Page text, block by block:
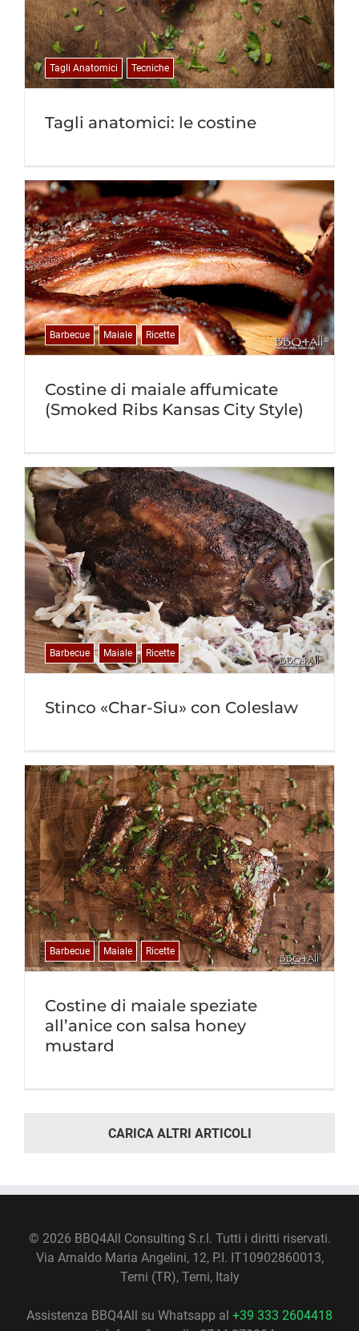
Tagli anatomici: le costine
Tagli Anatomici Tecniche
Costine di maiale affumicate
(Smoked Ribs Kansas City Style)
Barbecue Maiale Ricette
Stinco «Char-Siu» con Coleslaw
Barbecue Maiale Ricette
Costine di maiale speziate
all’anice con salsa honey
mustard
Barbecue Maiale Ricette
CARICA ALTRI ARTICOLI
© 2026 BBQ4All Consulting S.r.l. Tutti i diritti riservati.
Via Arnaldo Maria Angelini, 12, P.I. IT10902860013,
Terni (TR), Terni, Italy
Assistenza BBQ4All su Whatsapp al +39 333 2604418